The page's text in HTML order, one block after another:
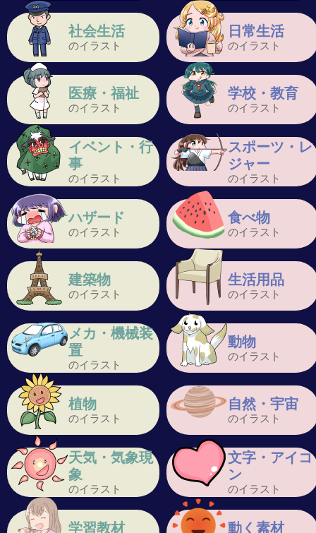
社会生活
のイラスト
日常生活
のイラスト
医療・福祉
のイラスト
学校・教育
のイラスト
イベント・行
事
のイラスト
スポーツ・レ
ジャー
のイラスト
ハザード
のイラスト
食べ物
のイラスト
建築物
のイラスト
生活用品
のイラスト
メカ・機械装
置
のイラスト
動物
のイラスト
植物
のイラスト
自然・宇宙
のイラスト
天気・気象現
象
のイラスト
文字・アイコ
ン
のイラスト
学習教材 動く素材